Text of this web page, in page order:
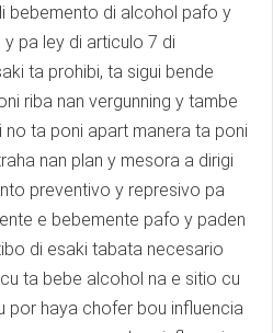
bebemento di alcohol pafo y
pa ley di articulo 7 di
ta prohibi, ta sigui bende
riba nan vergunning y tambe
ta poni apart manera ta poni
nan plan y mesora a dirigi
preventivo y represivo pa
e bebemente pafo y paden
di esaki tabata necesario
ta bebe alcohol na e sitio cu
por haya chofer bou influencia